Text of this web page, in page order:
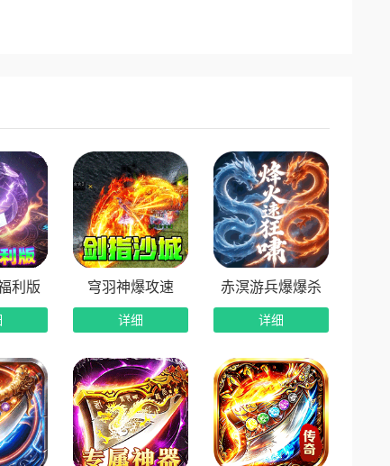
，开荒发育全程无忧。
断档，轻松积累养成材料。
续相送，养成性价比超高。
全程保值，散人打金追梦收益稳定。
利版 穹羽神爆攻速
详细
赤溟游兵爆爆杀
详细